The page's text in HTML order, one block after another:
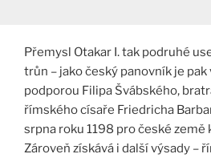
Přemysl Otakar I. tak podruhé
trůn – jako český panovník je
podporou Filipa Švábského,
římského císaře Friedricha
srpna roku 1198 pro české země
Zároveň získává i další výsady –